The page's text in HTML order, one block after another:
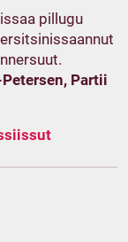
pillugu
Partii